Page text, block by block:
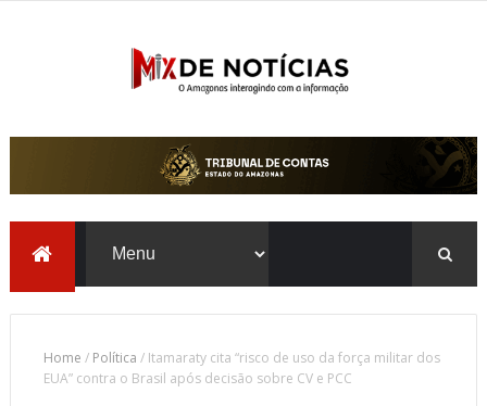
Home / Política / Itamaraty cita “risco de uso da força militar dos
EUA” contra o Brasil após decisão sobre CV e PCC